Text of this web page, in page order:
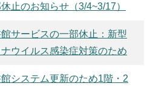
止のお知らせ（3/4~3/17）
館サービスの一部休止：新型
ナウイルス感染症対策のため
館システム更新のため1階・2